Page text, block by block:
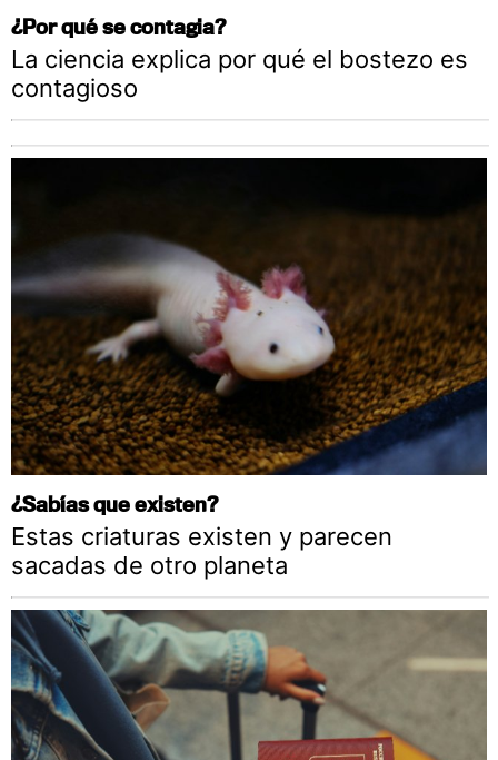
¿Por qué se contagia?
La ciencia explica por qué el bostezo es
contagioso
¿Sabías que existen?
Estas criaturas existen y parecen
sacadas de otro planeta